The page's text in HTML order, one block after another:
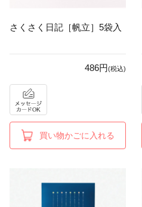
さくさく日記［帆立］5袋入
486円(税込)
買い物かごに入れる